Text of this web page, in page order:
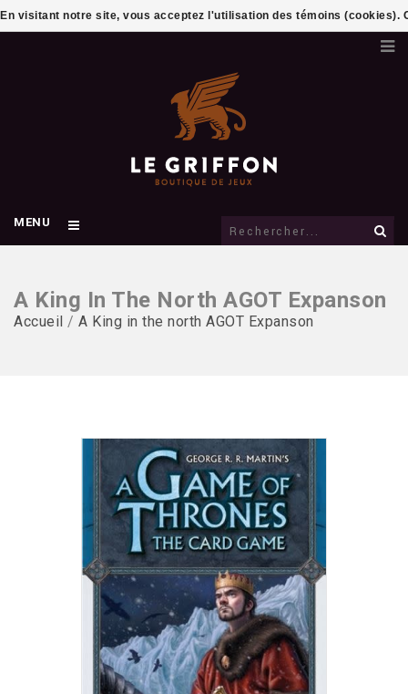
MENU
A King In The North AGOT Expanson
Accueil / A King in the north AGOT Expanson
En visitant notre site, vous acceptez l'utilisation des témoins